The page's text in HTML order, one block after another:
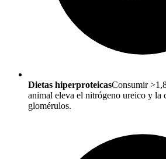
Dietas hiperproteicasConsumir
animal eleva el nitrógeno ureico y la
glomérulos.